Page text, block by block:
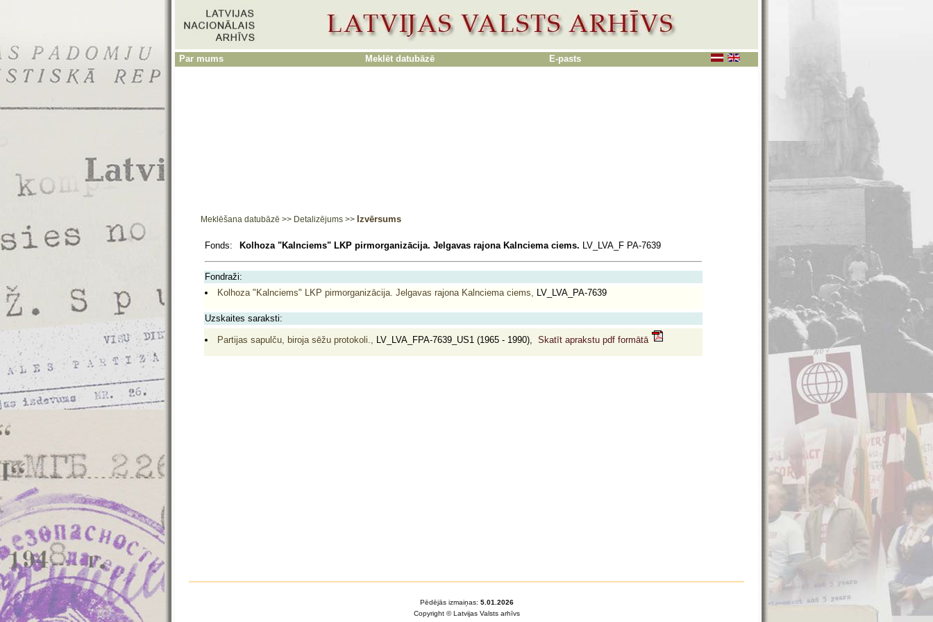
Par mums Meklēt datubāzē E-pasts
Meklēšana datubāzē >> Detalizējums >> Izvērsums
Fonds: Kolhoza "Kalnciems" LKP pirmorganizācija. Jelgavas rajona Kalnciema ciems. LV_LVA_F PA-7639
Fondraži:
Kolhoza "Kalnciems" LKP pirmorganizācija. Jelgavas rajona Kalnciema ciems, LV_LVA_PA-7639
Uzskaites saraksti:
Partijas sapulču, biroja sēžu protokoli., LV_LVA_FPA-7639_US1 (1965 - 1990), Skatīt aprakstu pdf formātā
Pēdējās izmaiņas: 5.01.2026
Copyright © Latvijas Valsts arhīvs